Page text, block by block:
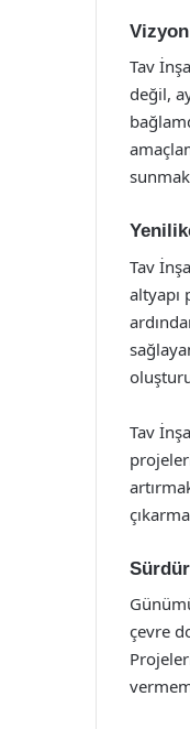
Tav
değil,
Tav
altyapı
Tav
çevre